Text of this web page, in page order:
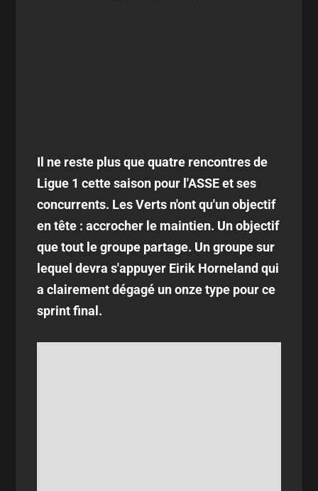
Il ne reste plus que quatre rencontres de
Ligue 1 cette saison pour l'ASSE et ses
concurrents. Les Verts n'ont qu'un objectif
en tête : accrocher le maintien. Un objectif
que tout le groupe partage. Un groupe sur
lequel devra s'appuyer Eirik Horneland qui
a clairement dégagé un onze type pour ce
sprint final.